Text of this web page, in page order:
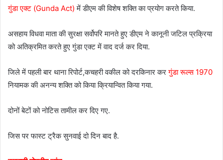
गुंडा एक्ट (Gunda Act) में डीएम की विशेष शक्ति का प्रयोग करते किया.
असहाय विधवा माता की सुरक्षा सर्वोपरि मानते हुए डीएम ने कानूनी जटिल प्रक्रिया
को अतिक्रमित करते हुए गुंडा एक्ट में वाद दर्ज कर दिया.
जिले में पहली बार थाना रिपोर्ट,कचहरी वकील को दरकिनार करगुंडा रूल्स 1970
नियामक की अनन्य शक्ति को किया क्रियान्वित किया गया.
दोनों बेटों को नोटिस तामील कर दिए गए.
जिस पर फास्ट ट्रैक सुनवाई दो दिन बाद है.